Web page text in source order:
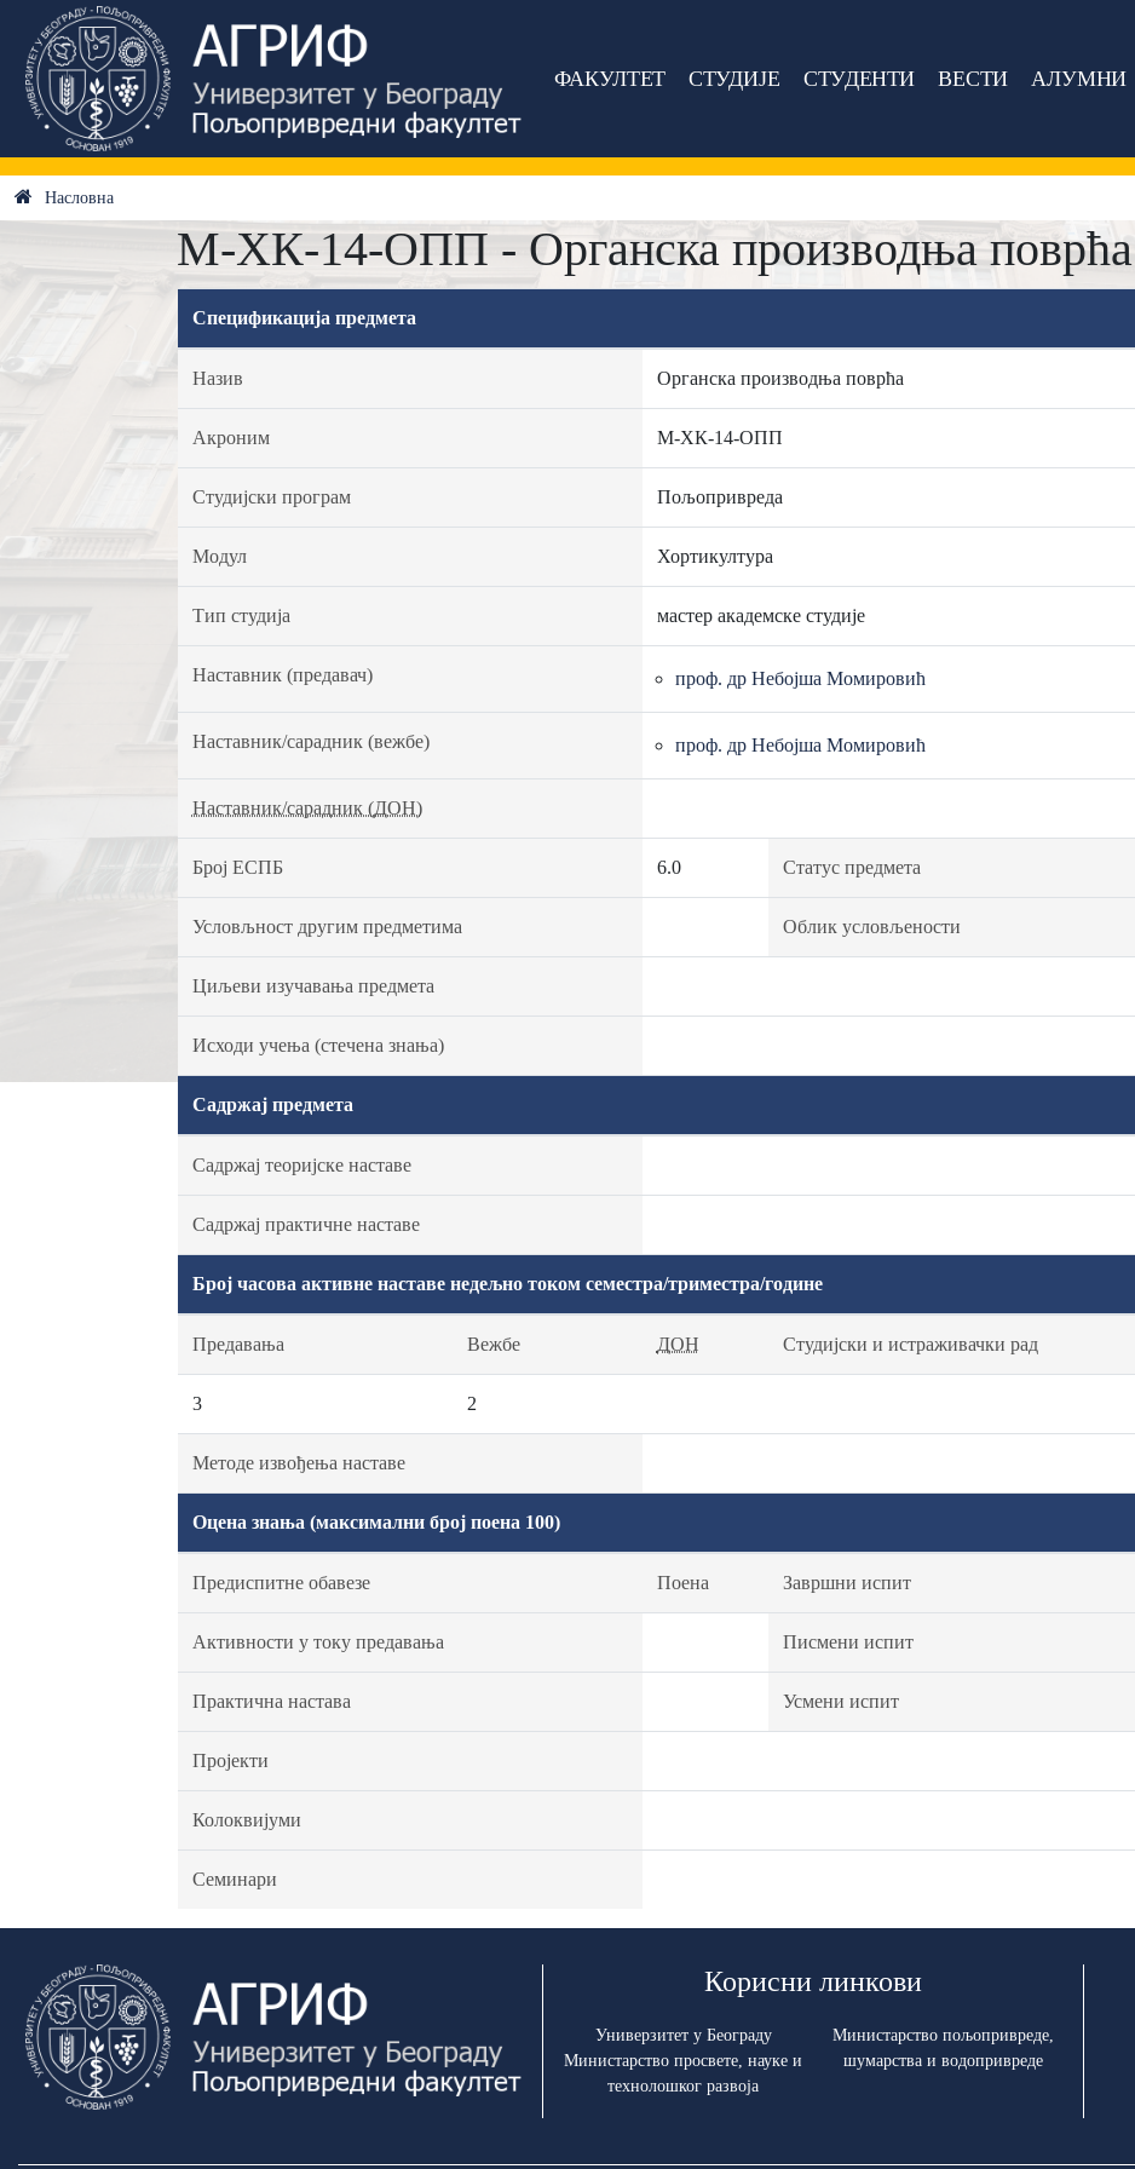
ФАКУЛТЕТ СТУДИЈЕ СТУДЕНТИ ВЕСТИ АЛУМНИ
Насловна
М-ХК-14-ОПП - Органска производња поврћа
Спецификација предмета
Назив Органска производња поврћа
Акроним М-ХК-14-ОПП
Студијски програм Пољопривреда
Модул Хортикултура
Тип студија мастер академске студије
Наставник (предавач) проф. др Небојша Момировић
Наставник/сарадник (вежбе) проф. др Небојша Момировић
Наставник/сарадник (ДОН)
Број ЕСПБ 6.0 Статус предмета
Условљност другим предметима Облик условљености
Циљеви изучавања предмета
Исходи учења (стечена знања)
Садржај предмета
Садржај теоријске наставе
Садржај практичне наставе
Број часова активне наставе недељно током семестра/триместра/године
Предавања Вежбе ДОН Студијски и истраживачки рад
3 2
Методе извођења наставе
Оцена знања (максимални број поена 100)
Предиспитне обавезе Поена Завршни испит
Активности у току предавања Писмени испит
Практична настава Усмени испит
Пројекти
Колоквијуми
Семинари
Корисни линкови
Универзитет у Београду
Министарство просвете, науке и
технолошког развоја
Министарство пољопривреде,
шумарства и водопривреде